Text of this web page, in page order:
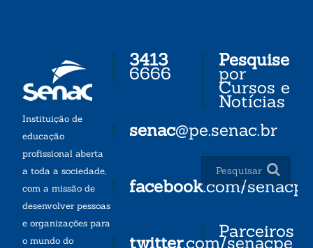
Instituição de
educação
profissional aberta
a toda a sociedade,
com a missão de
desenvolver pessoas
e organizações para
o mundo do
3413
6666
senac@pe.senac.br
facebook.com/senacpe
twitter.com/senacpe
Pesquise
por
Cursos e
Notícias
Parceiros